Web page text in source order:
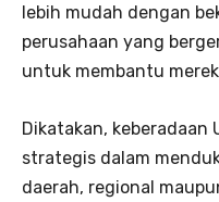
lebih mudah dengan
perusahaan yang
untuk membantu
Dikatakan, keberadaan
strategis dalam
daerah, regional